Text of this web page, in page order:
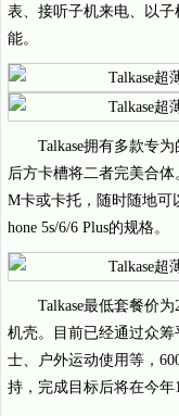
表、接听子机来电、以
能。
Talkase拥有多款专
后方卡槽将二者完美合
M卡或卡托，随时随地可
hone 5s/6/6 Plus的规格。
Talkase最低套餐价
机壳。目前已经通过众筹
士、户外运动使用等，
持，完成目标后将在今年